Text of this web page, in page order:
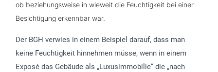
ob beziehungsweise in wieweit die Feuchtigkeit bei einer
Besichtigung erkennbar war.
Der BGH verwies in einem Beispiel darauf, dass man
keine Feuchtigkeit hinnehmen müsse, wenn in einem
Exposé das Gebäude als „Luxusimmobilie“ die „nach